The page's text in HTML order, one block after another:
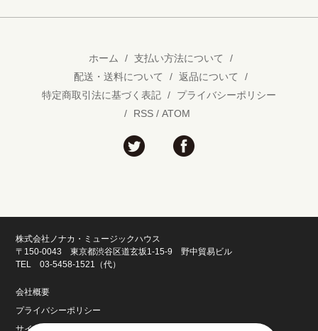
ホーム / 支払い方法について
/
配送・送料について
/ 返品について
/
特定商取引法に基づく表記 /
プライバシーポリシー
/
RSS / ATOM
株式会社ノナカ・ミュージックハウス
〒150-0043 東京都渋谷区道玄坂1-15-9 野中貿易ビル
TEL 03-5458-1521（代）
会社概要
プライバシーポリシー